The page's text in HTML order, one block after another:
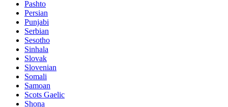
Pashto
Persian
Punjabi
Serbian
Sesotho
Sinhala
Slovak
Slovenian
Somali
Samoan
Scots Gaelic
Shona